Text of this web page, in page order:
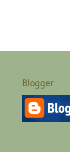
Blogger